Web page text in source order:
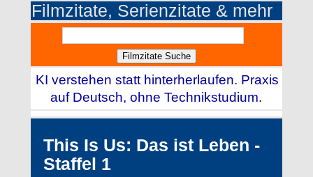
Filmzitate, Serienzitate & mehr
KI verstehen statt hinterherlaufen. Praxis
auf Deutsch, ohne Technikstudium.
This Is Us: Das ist Leben -
Staffel 1